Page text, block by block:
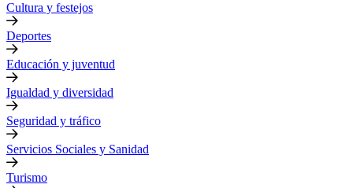
Cultura y festejos
Deportes
Educación y juventud
Igualdad y diversidad
Seguridad y tráfico
Servicios Sociales y Sanidad
Turismo